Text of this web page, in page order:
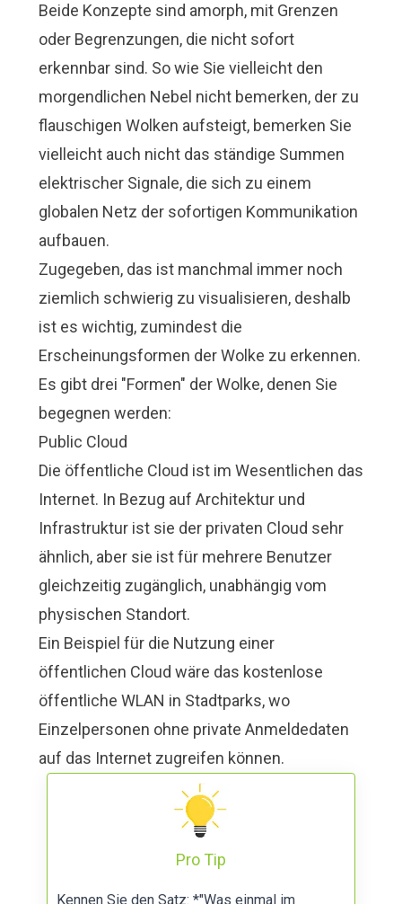
Beide Konzepte sind amorph, mit Grenzen
oder Begrenzungen, die nicht sofort
erkennbar sind. So wie Sie vielleicht den
morgendlichen Nebel nicht bemerken, der zu
flauschigen Wolken aufsteigt, bemerken Sie
vielleicht auch nicht das ständige Summen
elektrischer Signale, die sich zu einem
globalen Netz der sofortigen Kommunikation
aufbauen.
Zugegeben, das ist manchmal immer noch
ziemlich schwierig zu visualisieren, deshalb
ist es wichtig, zumindest die
Erscheinungsformen der Wolke zu erkennen.
Es gibt drei "Formen" der Wolke, denen Sie
begegnen werden:
Public Cloud
Die öffentliche Cloud ist im Wesentlichen das
Internet. In Bezug auf Architektur und
Infrastruktur ist sie der privaten Cloud sehr
ähnlich, aber sie ist für mehrere Benutzer
gleichzeitig zugänglich, unabhängig vom
physischen Standort.
Ein Beispiel für die Nutzung einer
öffentlichen Cloud wäre das kostenlose
öffentliche WLAN in Stadtparks, wo
Einzelpersonen ohne private Anmeldedaten
auf das Internet zugreifen können.
Pro Tip
Kennen Sie den Satz: *"Was einmal im